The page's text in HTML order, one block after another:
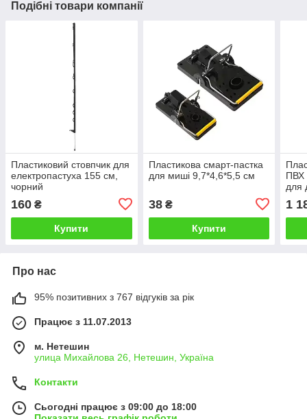
Подібні товари компанії
Пластиковий стовпчик для
електропастуха 155 см,
чорний
160 ₴
Купити
Пластикова смарт-пастка
для миші 9,7*4,6*5,5 см
38₴
Купити
ПВХ
для
1
Про нас
95% позитивних з 767 відгуків за рік
Працює з 11.07.2013
м. Нетешин
улица Михайлова 26, Нетешин, Україна
Контакти
Сьогодні працює з 09:00 до 18:00